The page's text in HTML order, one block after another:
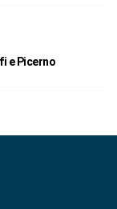
e Picerno